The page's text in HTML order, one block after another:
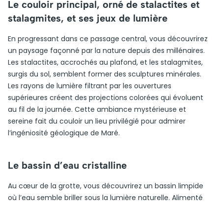
Le couloir principal, orné de stalactites et
stalagmites, et ses jeux de lumière
En progressant dans ce passage central, vous découvrirez
un paysage façonné par la nature depuis des millénaires.
Les stalactites, accrochés au plafond, et les stalagmites,
surgis du sol, semblent former des sculptures minérales.
Les rayons de lumière filtrant par les ouvertures
supérieures créent des projections colorées qui évoluent
au fil de la journée. Cette ambiance mystérieuse et
sereine fait du couloir un lieu privilégié pour admirer
l’ingéniosité géologique de Maré.
Le bassin d’eau cristalline
Au cœur de la grotte, vous découvrirez un bassin limpide
où l’eau semble briller sous la lumière naturelle. Alimenté